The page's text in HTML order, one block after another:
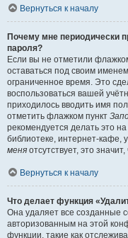
Вернуться к началу
Почему мне периодически
пароля?
Если вы не отметили
оставаться под своим
ограниченное время. Это
воспользоваться вашей
приходилось вводить имя
отметить флажком пункт
рекомендуется делать это
библиотеке, интернет-кафе,
меня отсутствует, это
Вернуться к началу
Что делает функция
Она удаляет все созданные
авторизованным на этой
функции, такие как